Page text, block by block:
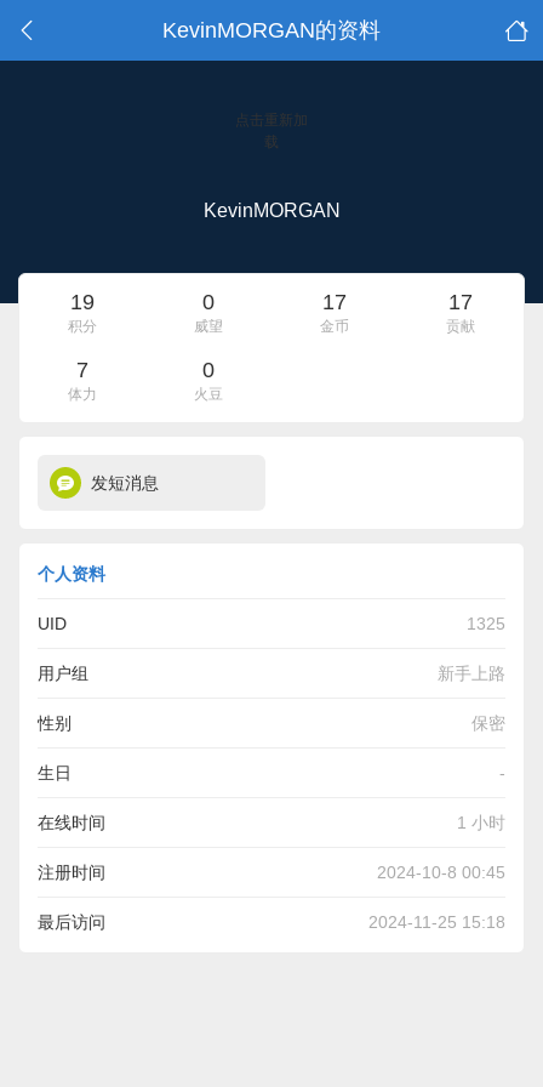
KevinMORGAN的资料
点击重新加
载
KevinMORGAN
19
积分
0
威望
17
金币
17
贡献
7
体力
0
火豆
发短消息
个人资料
UID 1325
用户组 新手上路
性别 保密
生日 -
在线时间 1 小时
注册时间 2024-10-8 00:45
最后访问 2024-11-25 15:18